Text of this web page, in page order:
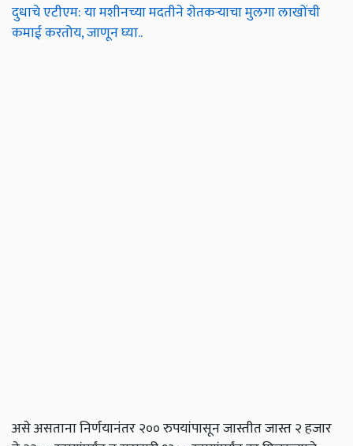
दुधाचे एटीएम: या मशीनच्या मदतीने शेतकऱ्याचा मुलगा लाखोंची
कमाई करतोय, जाणून घ्या..
असे असताना निर्णयानंतर २०० रुपयांपासून जास्तीत जास्त २ हजार